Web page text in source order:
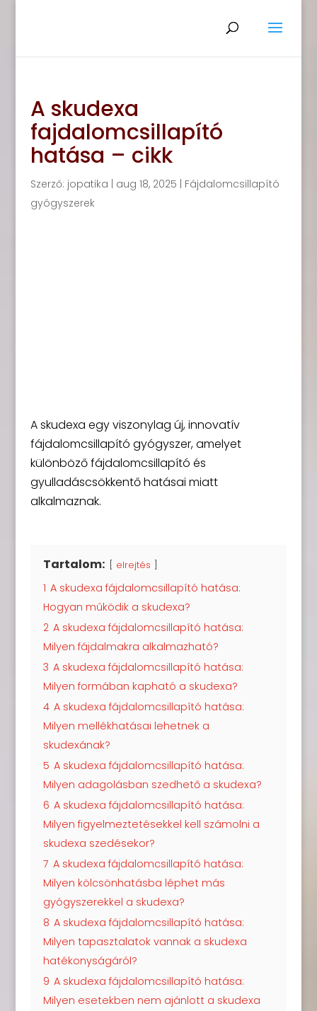
A skudexa
fajdalomcsillapító
hatása – cikk
Szerző: jopatika aug 18, 2025
Fájdalomcsillapító
gyógyszerek
A skudexa egy viszonylag új, innovatív
fájdalomcsillapító gyógyszer, amelyet
különböző fájdalomcsillapító és
gyulladáscsökkentő hatásai miatt
alkalmaznak.
Tartalom: elrejtés
1 A skudexa fájdalomcsillapító hatása:
Hogyan működik a skudexa?
2 A skudexa fájdalomcsillapító hatása:
Milyen fájdalmakra alkalmazható?
3 A skudexa fájdalomcsillapító hatása:
Milyen formában kapható a skudexa?
4 A skudexa fájdalomcsillapító hatása:
Milyen mellékhatásai lehetnek a
skudexának?
5 A skudexa fájdalomcsillapító hatása:
Milyen adagolásban szedhető a skudexa?
6 A skudexa fájdalomcsillapító hatása:
Milyen figyelmeztetésekkel kell számolni a
skudexa szedésekor?
7 A skudexa fájdalomcsillapító hatása:
Milyen kölcsönhatásba léphet más
gyógyszerekkel a skudexa?
8 A skudexa fájdalomcsillapító hatása:
Milyen tapasztalatok vannak a skudexa
hatékonyságáról?
9 A skudexa fájdalomcsillapító hatása:
Milyen esetekben nem ajánlott a skudexa